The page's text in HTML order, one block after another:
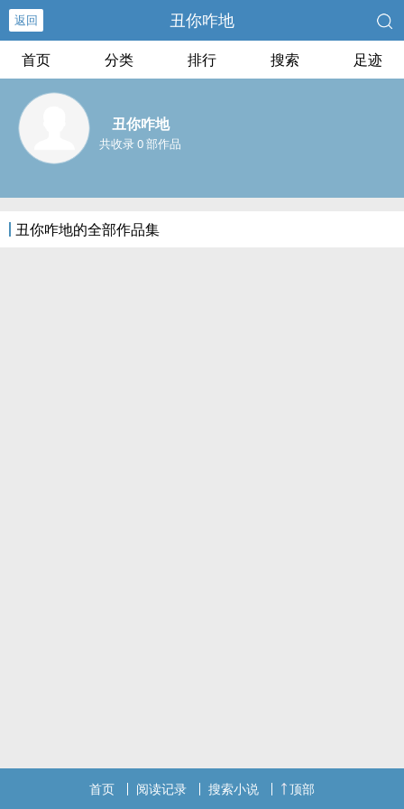
返回 丑你咋地
首页 分类 排行 搜索 足迹
丑你咋地
共收录 0 部作品
丑你咋地的全部作品集
首页 阅读记录 搜索小说 顶部